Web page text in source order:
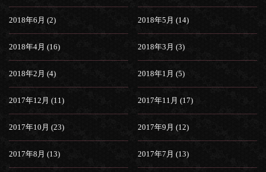
2018年6月 (2) 2018年5月 (14)
2018年4月 (16) 2018年3月 (3)
2018年2月 (4) 2018年1月 (5)
2017年12月 (11) 2017年11月 (17)
2017年10月 (23) 2017年9月 (12)
2017年8月 (13) 2017年7月 (13)